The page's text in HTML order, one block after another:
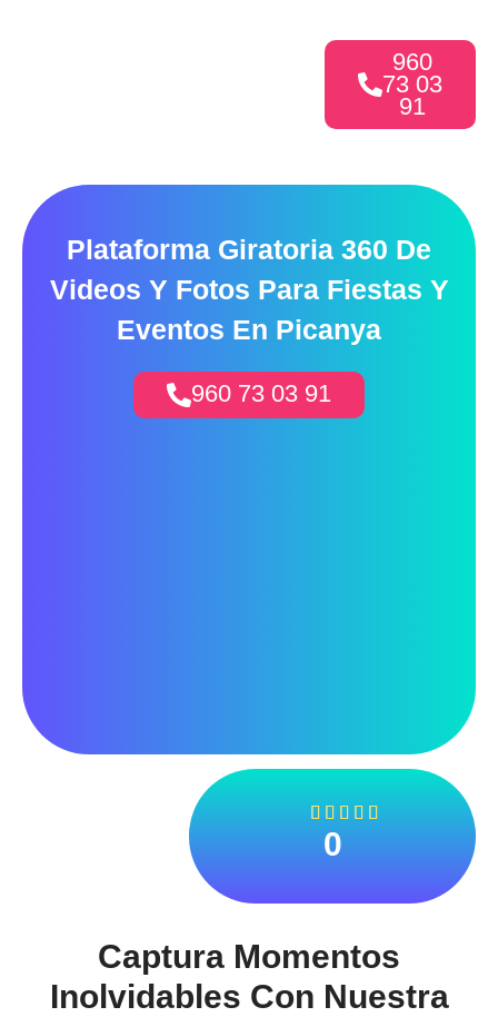
960
73 03
91
Plataforma Giratoria 360 De
Videos Y Fotos Para Fiestas Y
Eventos En Picanya
960 73 03 91
    
0
Captura Momentos
Inolvidables Con Nuestra